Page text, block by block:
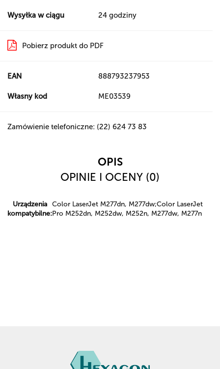
Wysyłka w ciągu 24 godziny
Pobierz produkt do PDF
EAN 888793237953
Własny kod ME03539
Zamówienie telefoniczne: (22) 624 73 83
OPIS
OPINIE I OCENY (0)
Urządzenia
kompatybilne:
Color LaserJet M277dn, M277dw;Color LaserJet
Pro M252dn, M252dw, M252n, M277dw, M277n